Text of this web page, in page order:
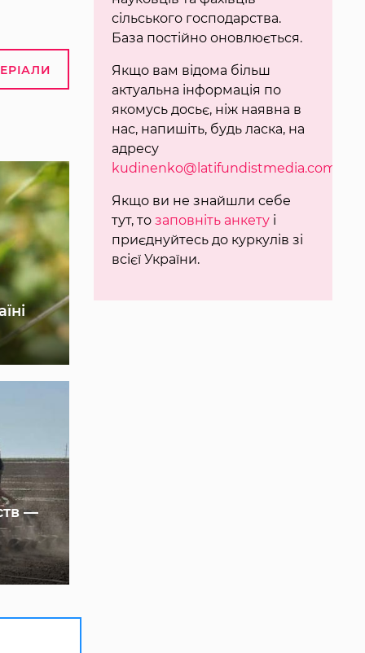
—
сільського господарства.
База постійно оновлюється.
Якщо вам відома більш
актуальна інформація по
якомусь досьє, ніж наявна в
нас, напишіть, будь ласка, на
адресу
kudinenko@latifundistmedia.com
Якщо ви не знайшли себе
тут, то заповніть анкетуі
приєднуйтесь до куркулів зі
всієї України.